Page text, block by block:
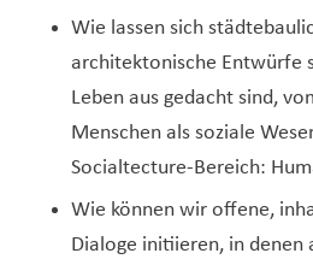
Wie lassen sich
architektonische Entwürfe
Leben aus gedacht sind,
Menschen als soziale
Socialtecture-Bereich:
Wie können wir offene,
Dialoge initiieren, in denen